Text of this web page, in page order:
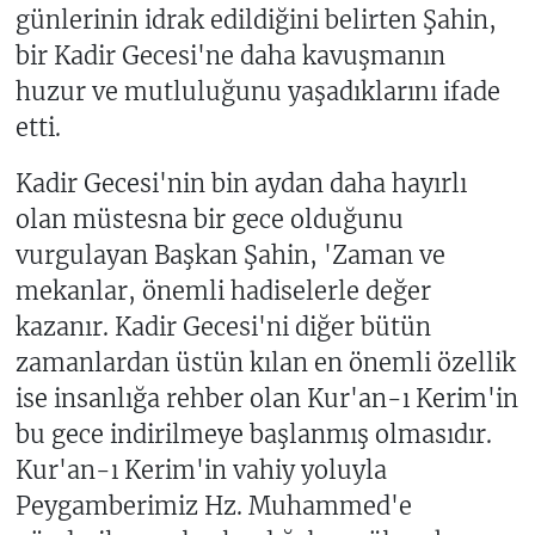
günlerinin idrak edildiğini belirten Şahin,
bir Kadir Gecesi'ne daha kavuşmanın
huzur ve mutluluğunu yaşadıklarını ifade
etti.
Kadir Gecesi'nin bin aydan daha hayırlı
olan müstesna bir gece olduğunu
vurgulayan Başkan Şahin, 'Zaman ve
mekanlar, önemli hadiselerle değer
kazanır. Kadir Gecesi'ni diğer bütün
zamanlardan üstün kılan en önemli özellik
ise insanlığa rehber olan Kur'an-ı Kerim'in
bu gece indirilmeye başlanmış olmasıdır.
Kur'an-ı Kerim'in vahiy yoluyla
Peygamberimiz Hz. Muhammed'e